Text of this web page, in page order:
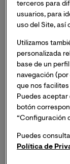
Belén
Después del
terceros para
usuarios, para
uso del Site, así
Utilizamos
personalizada
base de un
navegación
que nos
Puedes aceptar
botón
“Configuración
Puedes
Política de